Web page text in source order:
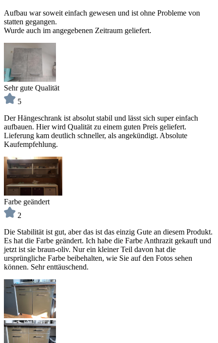
Aufbau war soweit einfach gewesen und ist ohne Probleme von
statten gegangen.
Wurde auch im angegebenen Zeitraum geliefert.
Sehr gute Qualität
5
Der Hängeschrank ist absolut stabil und lässt sich super einfach
aufbauen. Hier wird Qualität zu einem guten Preis geliefert.
Lieferung kam deutlich schneller, als angekündigt. Absolute
Kaufempfehlung.
Farbe geändert
2
Die Stabilität ist gut, aber das ist das einzig Gute an diesem Produkt.
Es hat die Farbe geändert. Ich habe die Farbe Anthrazit gekauft und
jetzt ist sie braun-oliv. Nur ein kleiner Teil davon hat die
ursprüngliche Farbe beibehalten, wie Sie auf den Fotos sehen
können. Sehr enttäuschend.